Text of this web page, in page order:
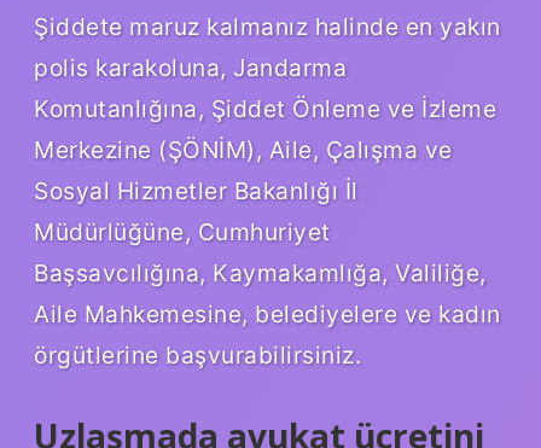
Şiddete maruz kalmanız halinde en yakın
polis karakoluna, Jandarma
Komutanlığına, Şiddet Önleme ve İzleme
Merkezine (ŞÖNİM), Aile, Çalışma ve
Sosyal Hizmetler Bakanlığı İl
Müdürlüğüne, Cumhuriyet
Başsavcılığına, Kaymakamlığa, Valiliğe,
Aile Mahkemesine, belediyelere ve kadın
örgütlerine başvurabilirsiniz.
Uzlaşmada avukat ücretini